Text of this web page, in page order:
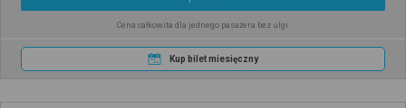
Cena całkowita dla jednego pasażera bez ulgi
Kup bilet miesięczny